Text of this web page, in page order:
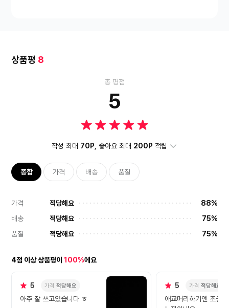
상품평 8
총 평점
5
작성 최대 70P , 좋아요 최대 200P 적립
종합 가격 배송 품질
가격 적당해요
88%
배송
적당해요
75%
품질
적당해요 75%
4점 이상 상품평이 100%에요
5 가격 적당해요
아주 잘 쓰고있습니다 ㅎ
5 가격 적당해요
애교머리하기엔 조금 헐거운